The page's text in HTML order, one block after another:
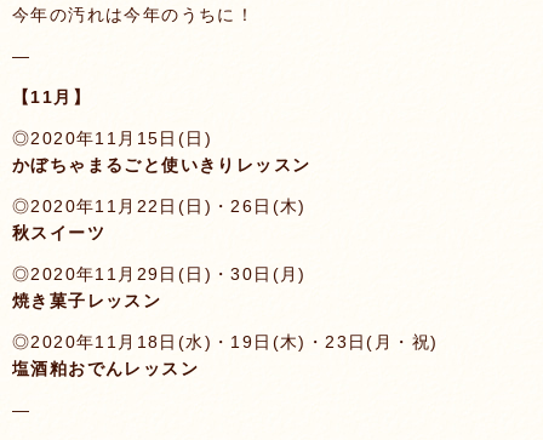
今年の汚れは今年のうちに！
—
【11月】
◎2020年11月15日(日)
かぼちゃまるごと使いきりレッスン
◎2020年11月22日(日)・26日(木)
秋スイーツ
◎2020年11月29日(日)・30日(月)
焼き菓子レッスン
◎2020年11月18日(水)・19日(木)・23日(月・祝)
塩酒粕おでんレッスン
—